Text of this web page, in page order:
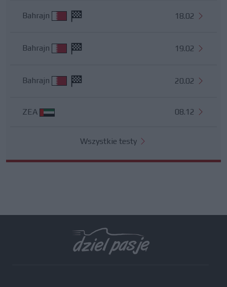
Bahrajn 18.02
Bahrajn 19.02
Bahrajn 20.02
ZEA 08.12
Wszystkie testy